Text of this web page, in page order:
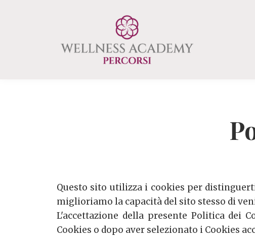
Questo sito utilizza i cookies per
miglioriamo la capacità del sito stesso di
L'accettazione della presente Politica dei
Cookies o dopo aver selezionato i Cookies